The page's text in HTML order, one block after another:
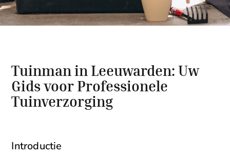
Tuinman in Leeuwarden: Uw
Gids voor Professionele
Tuinverzorging
Introductie